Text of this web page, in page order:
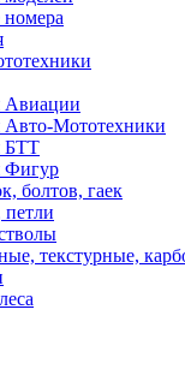
Авиации
Авто-Мототехники
БТТ
Фигур
болтов, гаек
текстурные,